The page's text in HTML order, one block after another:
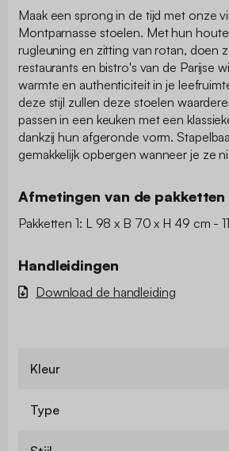
Maak een sprong in de tijd met onze
Montparnasse stoelen. Met hun
rugleuning en zitting van rotan, doen
restaurants en bistro's van de Parijse
warmte en authenticiteit in je
deze stijl zullen deze stoelen
passen in een keuken met een
dankzij hun afgeronde vorm.
gemakkelijk opbergen wanneer je ze
Afmetingen van de pakketten
Pakketten 1: L 98 x B 70 x H 49 cm -
Handleidingen
Download de handleiding
Kleur
Type